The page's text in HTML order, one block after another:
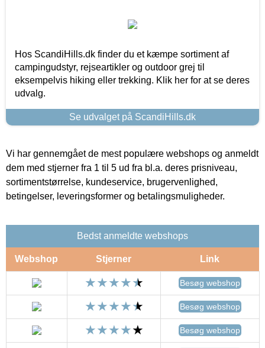
Hos ScandiHills.dk finder du et kæmpe sortiment af
campingudstyr, rejseartikler og outdoor grej til
eksempelvis hiking eller trekking. Klik her for at se deres
udvalg.
Se udvalget på ScandiHills.dk
Vi har gennemgået de mest populære webshops og anmeldt
dem med stjerner fra 1 til 5 ud fra bl.a. deres prisniveau,
sortimentstørrelse, kundeservice, brugervenlighed,
betingelser, leveringsformer og betalingsmuligheder.
Bedst anmeldte webshops
Webshop Stjerner Link
Besøg webshop
Besøg webshop
Besøg webshop